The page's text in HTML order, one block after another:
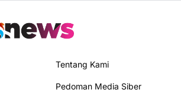
Tentang Kami
Pedoman Media Siber